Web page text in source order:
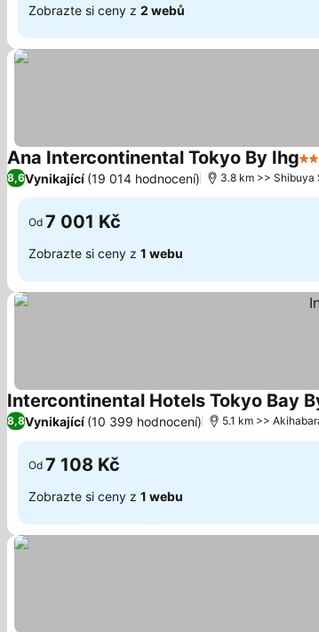
Zobrazte si ceny z 2 webů
Ana Intercontinental Tokyo By Ihg5
8,6Vynikající (19 014 hodnocení) 3.8 km >> Shibuya
Od 7 001 Kč
Zobrazte si ceny z 1 webu
Intercontinental Hotels Tokyo Bay
8,8Vynikající (10 399 hodnocení) 5.1 km >>
Od 7 108 Kč
Zobrazte si ceny z 1 webu